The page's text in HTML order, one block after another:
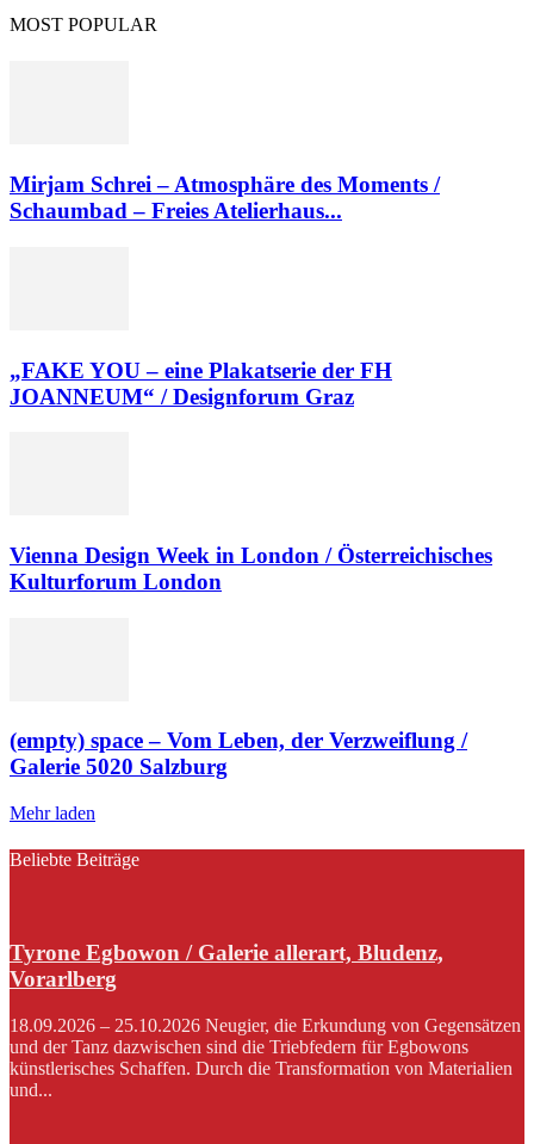
MOST POPULAR
Mirjam Schrei – Atmosphäre des Moments /
Schaumbad – Freies Atelierhaus...
„FAKE YOU – eine Plakatserie der FH
JOANNEUM“ / Designforum Graz
Vienna Design Week in London / Österreichisches
Kulturforum London
(empty) space – Vom Leben, der Verzweiflung /
Galerie 5020 Salzburg
Mehr laden
Beliebte Beiträge
Tyrone Egbowon / Galerie allerart, Bludenz,
Vorarlberg
18.09.2026 – 25.10.2026 Neugier, die Erkundung von Gegensätzen
und der Tanz dazwischen sind die Triebfedern für Egbowons
künstlerisches Schaffen. Durch die Transformation von Materialien
und...